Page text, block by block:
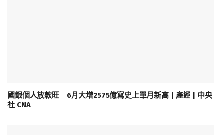
國銀個人放款旺 6月大增2575億寫史上單月新高 | 產經 | 中央
社 CNA